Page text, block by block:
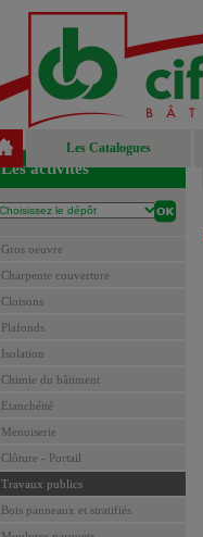
Les Catalogues
Les activités
Gros oeuvre
Charpente couverture
Cloisons
Plafonds
Isolation
Chimie du bâtiment
Etanchéité
Menuiserie
Clôture - Portail
Travaux publics
Bois panneaux et stratifiés